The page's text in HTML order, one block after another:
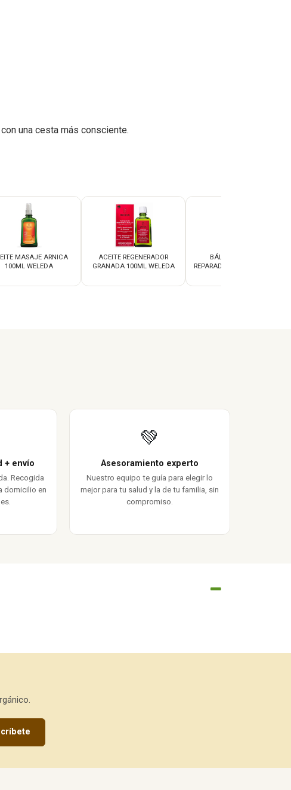
una cesta más consciente.
MASAJE ARNICA
100ML WELEDA
ACEITE REGENERADOR
GRANADA 100ML WELEDA
BÁLSAMO LABIAL
REPARADOR SKIN FOOD 8ML
+ envío
Recogida
domicilio en
💚
Asesoramiento experto
Nuestro equipo te guía para elegir lo
mejor para tu salud y la de tu familia, sin
compromiso.